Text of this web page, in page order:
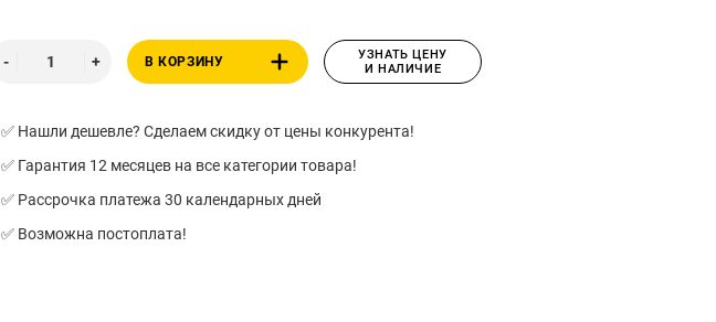
В КОРЗИНУ
УЗНАТЬ ЦЕНУ
И НАЛИЧИЕ
✅ Нашли дешевле? Сделаем скидку от цены конкурента!
✅ Гарантия 12 месяцев на все категории товара!
✅ Рассрочка платежа 30 календарных дней
✅ Возможна постоплата!